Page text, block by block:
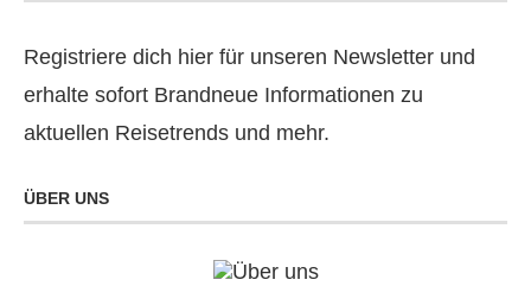
Registriere dich hier für unseren Newsletter und
erhalte sofort Brandneue Informationen zu
aktuellen Reisetrends und mehr.
ÜBER UNS